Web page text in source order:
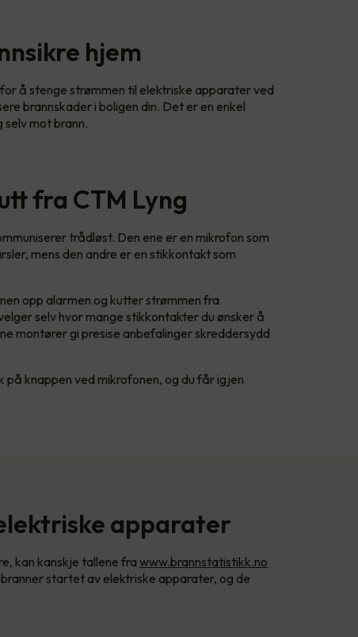
hjem
å stenge strømmen til elektriske apparater ved
brannskader i boligen din. Det er en enkel
mot brann.
fra CTM Lyng
trådløst. Den ene er en mikrofon som
mens den andre er en stikkontakt som
opp alarmen og kutter strømmen fra
selv hvor mange stikkontakter du ønsker å
montører gi presise anbefalinger skreddersydd
på knappen ved mikrofonen, og du får igjen
apparater
kan kanskje tallene fra www.brannstatistikk.no
startet av elektriske apparater, og de